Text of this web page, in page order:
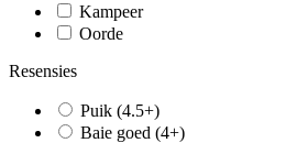
Kampeer
Oorde
Resensies
Puik (4.5+)
Baie goed (4+)